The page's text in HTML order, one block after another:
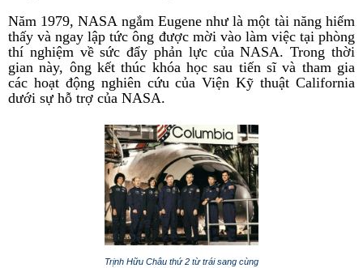
Năm 1979, NASA ngắm Eugene như là một tài năng hiếm
thấy và ngay lập tức ông được mời vào làm việc tại phòng
thí nghiệm về sức đẩy phản lực của NASA. Trong thời
gian này, ông kết thúc khóa học sau tiến sĩ và tham gia
các hoạt động nghiên cứu của Viện Kỹ thuật California
dưới sự hỗ trợ của NASA.
Trịnh Hữu Châu thứ 2 từ trái sang cùng